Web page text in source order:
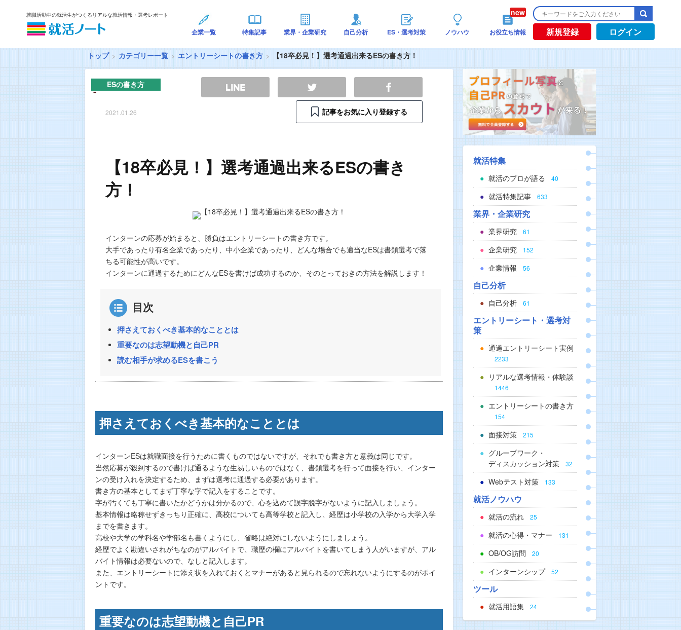
就職活動中の就活生がつくるリアルな就活情報・選考レポート
企業一覧 特集記事 業界・企業研究 自己分析 ES・選考対策 ノウハウ お役立ち情報 新規登録 ログイン
トップ カテゴリー一覧 エントリーシートの書き方 【18卒必見！】選考通過出来るESの書き方！
ESの書き方
2021.01.26 記事をお気に入り登録する
【18卒必見！】選考通過出来るESの書き
方！
インターンの応募が始まると、勝負はエントリーシートの書き方です。
大手であったり有名企業であったり、中小企業であったり、どんな場合でも適当なESは書類選考で落
ちる可能性が高いです。
インターンに通過するためにどんなESを書けば成功するのか、そのとっておきの方法を解説します！
目次
押さえておくべき基本的なこととは
重要なのは志望動機と自己PR
読む相手が求めるESを書こう
押さえておくべき基本的なこととは
インターンESは就職面接を行うために書くものではないですが、それでも書き方と意義は同じです。
当然応募が殺到するので書けば通るような生易しいものではなく、書類選考を行って面接を行い、インター
ンの受け入れを決定するため、まずは選考に通過する必要があります。
書き方の基本としてまず丁寧な字で記入をすることです。
字が汚くても丁寧に書いたかどうかは分かるので、心を込めて誤字脱字がないように記入しましょう。
基本情報は略称せずきっちり正確に、高校についても高等学校と記入し、経歴は小学校の入学から大学入学
までを書きます。
高校や大学の学科名や学部名も書くようにし、省略は絶対にしないようにしましょう。
経歴でよく勘違いされがちなのがアルバイトで、職歴の欄にアルバイトを書いてしまう人がいますが、アル
バイト情報は必要ないので、なしと記入します。
また、エントリーシートに添え状を入れておくとマナーがあると見られるので忘れないようにするのがポイ
ントです。
重要なのは志望動機と自己PR
就活特集
就活のプロが語る 40
就活特集記事 633
業界・企業研究
業界研究 61
企業研究 152
企業情報 56
自己分析
自己分析 61
エントリーシート・選考対
策
通過エントリーシート実例
2233
リアルな選考情報・体験談
1446
エントリーシートの書き方
154
面接対策 215
グループワーク・
ディスカッション対策
32
Webテスト対策 133
就活ノウハウ
就活の流れ 25
就活の心得・マナー 131
OB/OG訪問 20
インターンシップ 52
ツール
就活用語集 24